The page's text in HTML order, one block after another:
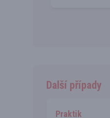
Další případy
Praktik